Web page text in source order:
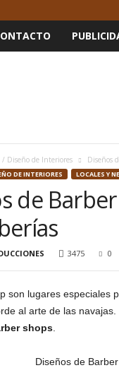
/ Diseño de Interiores Diseños
DE INTERIORES LOCALES Y
de
3475 0
son lugares especiales
al arte de las
shops.